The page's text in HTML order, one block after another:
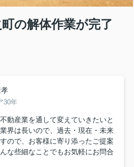
の解体作業が完了
30年
動産業を通して変えていきたいと
界は長いので、過去・現在・未来
ので、お客様に寄り添ったご提案
な些細なことでもお気軽にお問合